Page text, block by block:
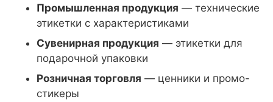
Промышленная продукция — технические
этикетки с характеристиками
Сувенирная продукция — этикетки для
подарочной упаковки
Розничная торговля — ценники и промо-
стикеры